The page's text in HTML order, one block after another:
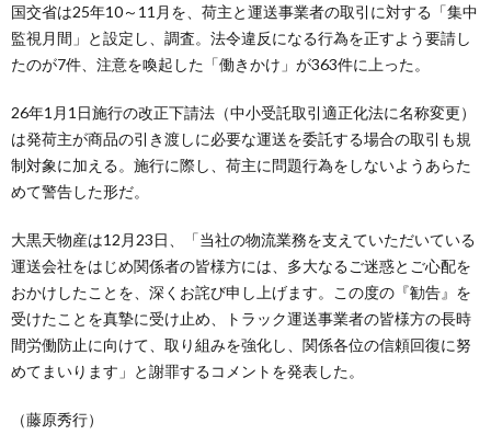
国交省は25年10～11月を、荷主と運送事業者の取引に対する「集中
監視月間」と設定し、調査。法令違反になる行為を正すよう要請し
たのが7件、注意を喚起した「働きかけ」が363件に上った。
26年1月1日施行の改正下請法（中小受託取引適正化法に名称変更）
は発荷主が商品の引き渡しに必要な運送を委託する場合の取引も規
制対象に加える。施行に際し、荷主に問題行為をしないようあらた
めて警告した形だ。
大黒天物産は12月23日、「当社の物流業務を支えていただいている
運送会社をはじめ関係者の皆様方には、多大なるご迷惑とご心配を
おかけしたことを、深くお詫び申し上げます。この度の『勧告』を
受けたことを真摯に受け止め、トラック運送事業者の皆様方の長時
間労働防止に向けて、取り組みを強化し、関係各位の信頼回復に努
めてまいります」と謝罪するコメントを発表した。
（藤原秀行）